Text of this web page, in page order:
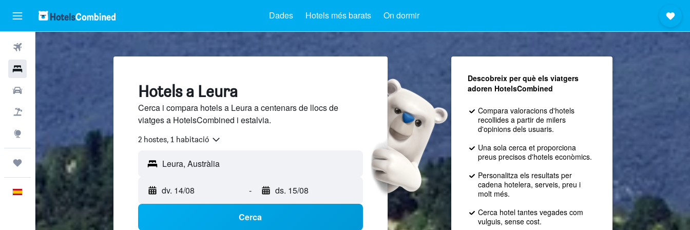
Dades Hotels més barats On dormir
Vol+hotel
Viatges
Català
Hotels a Leura
Cerca i compara hotels a Leura a centenars de llocs de
viatges a HotelsCombined i estalvia.
2 hostes, 1 habitació
dv. 14/08 - ds. 15/08
Cerca
Descobreix per què els viatgers
adoren HotelsCombined
Compara valoracions d'hotels
recollides a partir de milers
d'opinions dels usuaris.
Una sola cerca et proporciona
preus precisos d'hotels econòmics.
Personalitza els resultats per
cadena hotelera, serveis, preu i
molt més.
Cerca hotel tantes vegades com
vulguis, sense cost.